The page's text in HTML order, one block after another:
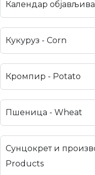
Календар
Кукуруз - Corn
Кромпир - Potato
Пшеница - Wheat
Сунцокрет и
Products